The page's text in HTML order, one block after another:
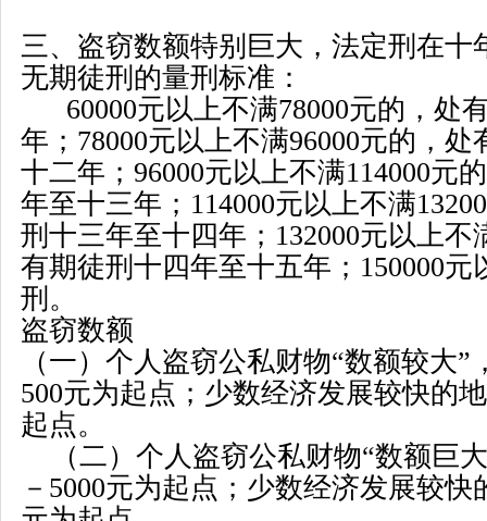
三、盗窃数额特别巨大，法定刑在十
无期徒刑的量刑标准：
60000元以上不满78000元的，处
年； 78000元以上不满96000元的，处
十二年； 96000元以上不满114000元
年至十三年； 114000元以上不满
刑十三年至十四年； 132000元以上不
有期徒刑十四年至十五年； 150000元
刑。
盗窃数额
（一）个人盗窃公私财物“数额较大”
500元为起点；少数经济发展较快的
起点。
（二）个人盗窃公私财物“数额巨大
－ 5000元为起点；少数经济发展较快